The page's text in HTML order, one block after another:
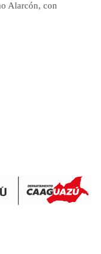
Alarcón, con